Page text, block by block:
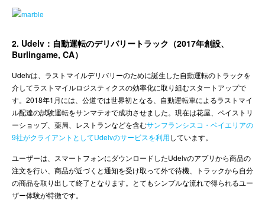
2. Udelv：自動運転のデリバリートラック（2017年創設、
Burlingame, CA）
Udelvは、ラストマイルデリバリーのために誕生した自動運転のトラックを
介してラストマイルロジスティクスの効率化に取り組むスタートアップで
す。2018年1月には、公道では世界初となる、自動運転車によるラストマイ
ル配達の試験運転をサンマテオで成功させました。現在は花屋、ペイストリ
ーショップ、薬局、レストランなどを含むサンフランシスコ・ベイエリアの
9社がクライアントとしてUdelvのサービスを利用しています。
ユーザーは、スマートフォンにダウンロードしたUdelvのアプリから商品の
注文を行い、商品が近づくと通知を受け取って外で待機、トラックから自分
の商品を取り出して終了となります。とてもシンプルな流れで得られるユー
ザー体験が特徴です。